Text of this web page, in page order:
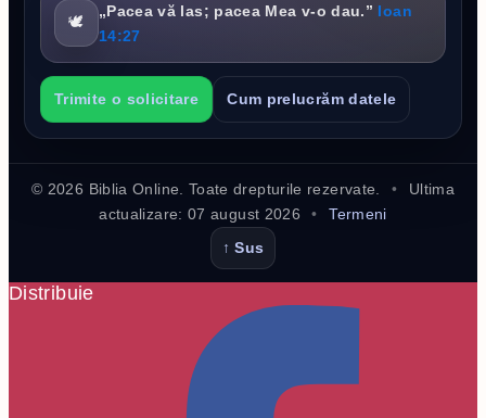
🕊️
„Pacea vă las; pacea Mea v-o dau.” Ioan
14:27
Trimite o solicitare Cum prelucrăm datele
© 2026 Biblia Online. Toate drepturile rezervate. •
Ultima
actualizare: 07 august 2026 •
Termeni
↑ Sus
Distribuie